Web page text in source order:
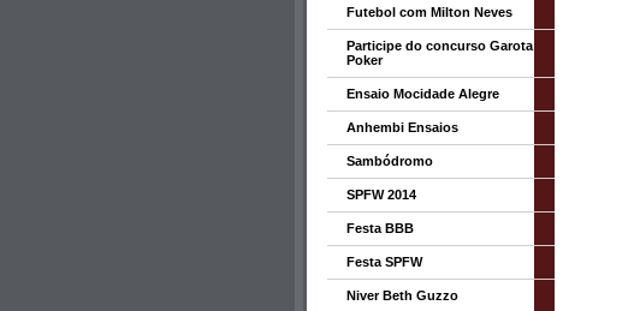
Futebol com Milton Neves
Participe do concurso Garota
Poker
Ensaio Mocidade Alegre
Anhembi Ensaios
Sambódromo
SPFW 2014
Festa BBB
Festa SPFW
Niver Beth Guzzo